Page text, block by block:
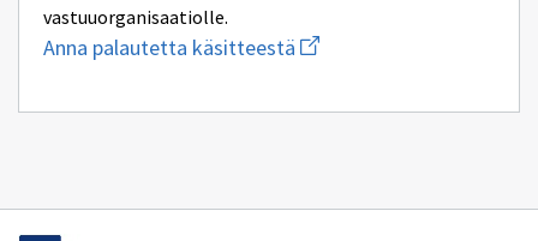
vastuuorganisaatiolle.
Anna palautetta käsitteestä Aloita
uuden
kirjoitus